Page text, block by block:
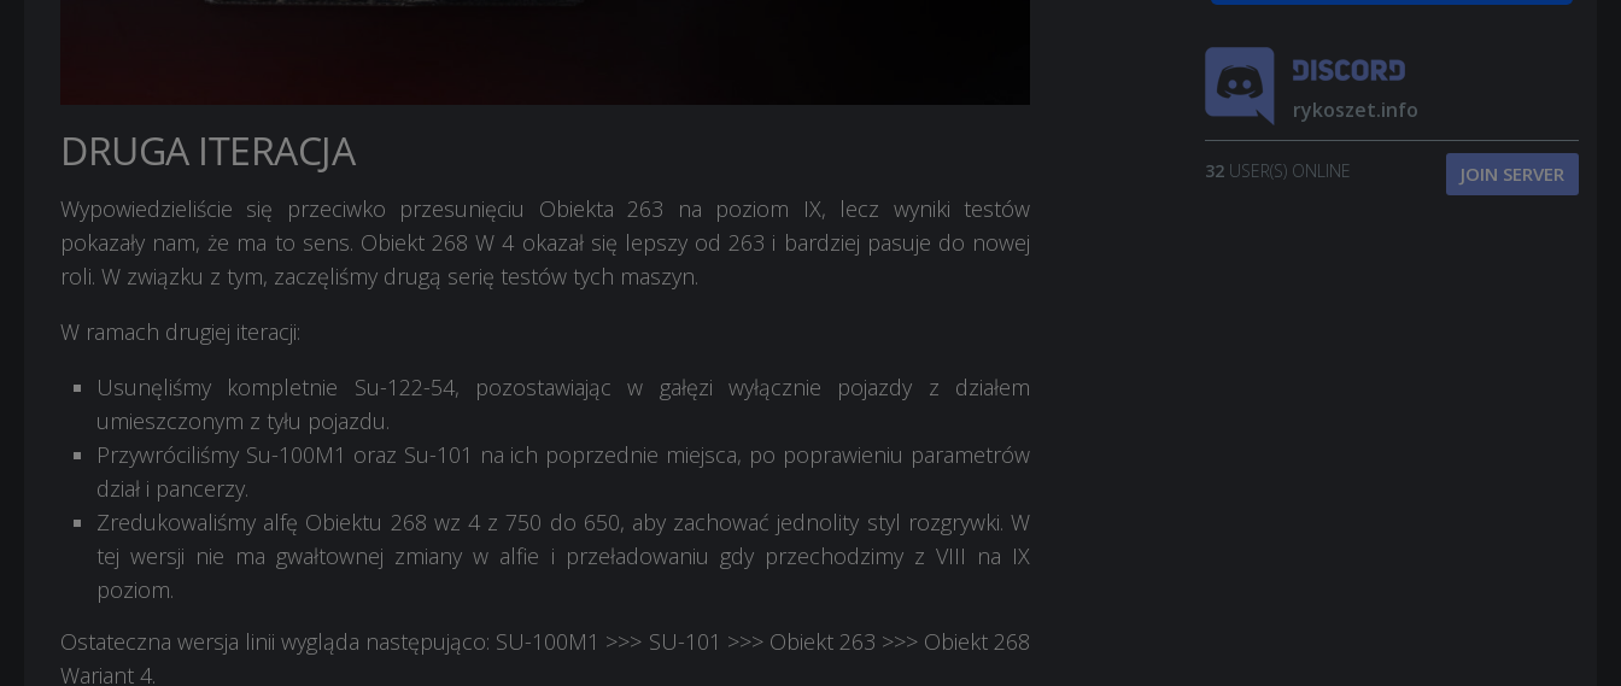
DRUGA ITERACJA
Wypowiedzieliście się przeciwko przesunięciu Obiekta 263 na poziom IX, lecz wyniki testów
pokazały nam, że ma to sens. Obiekt 268 W 4 okazał się lepszy od 263 i bardziej pasuje do nowej
roli. W związku z tym, zaczęliśmy drugą serię testów tych maszyn.
W ramach drugiej iteracji:
Usunęliśmy kompletnie Su-122-54, pozostawiając w gałęzi wyłącznie pojazdy z działem
umieszczonym z tyłu pojazdu.
Przywróciliśmy Su-100M1 oraz Su-101 na ich poprzednie miejsca, po poprawieniu parametrów
dział i pancerzy.
Zredukowaliśmy alfę Obiektu 268 wz 4 z 750 do 650, aby zachować jednolity styl rozgrywki. W
tej wersji nie ma gwałtownej zmiany w alfie i przeładowaniu gdy przechodzimy z VIII na IX
poziom.
Ostateczna wersja linii wygląda następująco: SU-100M1 >>> SU-101 >>> Obiekt 263 >>> Obiekt 268
Wariant 4.
rykoszet.info
32 USER(S) ONLINE JOIN SERVER